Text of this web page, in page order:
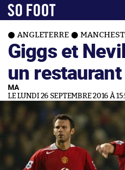
ANGLETERRE
Giggs et
un restaurant
MA
LE LUNDI 26 SEPTEMBRE 2016 À